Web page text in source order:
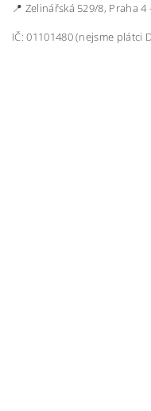
📍 Zelinářská 529/8, Praha 4
IČ: 01101480 (nejsme plátci